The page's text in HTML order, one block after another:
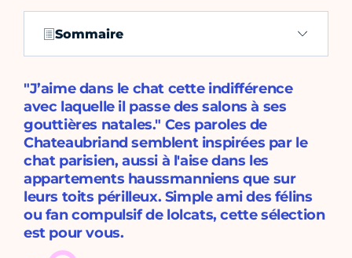
Sommaire
"J’aime dans le chat cette indifférence
avec laquelle il passe des salons à ses
gouttières natales." Ces paroles de
Chateaubriand semblent inspirées par le
chat parisien, aussi à l'aise dans les
appartements haussmanniens que sur
leurs toits périlleux. Simple ami des félins
ou fan compulsif de lolcats, cette sélection
est pour vous.